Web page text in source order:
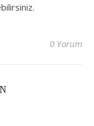
0 Yorum